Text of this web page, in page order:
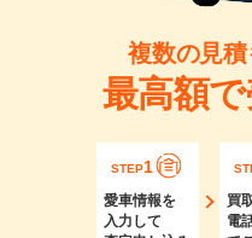
複数の見
最高額
STEP1
愛車情報を
入力して
買
電